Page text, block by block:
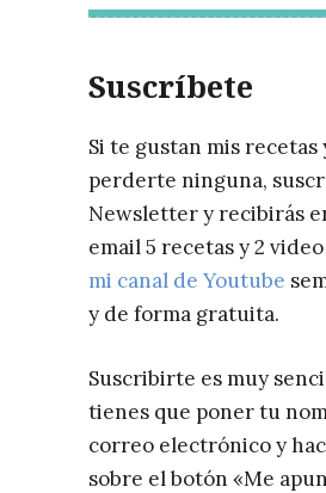
Suscríbete
Si te gustan mis recetas
perderte ninguna,
Newsletter y recibirás
email 5 recetas y 2
mi canal de Youtube
y de forma gratuita.
Suscribirte es muy
tienes que poner tu
correo electrónico y
sobre el botón «Me